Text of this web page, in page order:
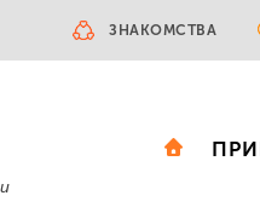
ЗНАКОМСТВА